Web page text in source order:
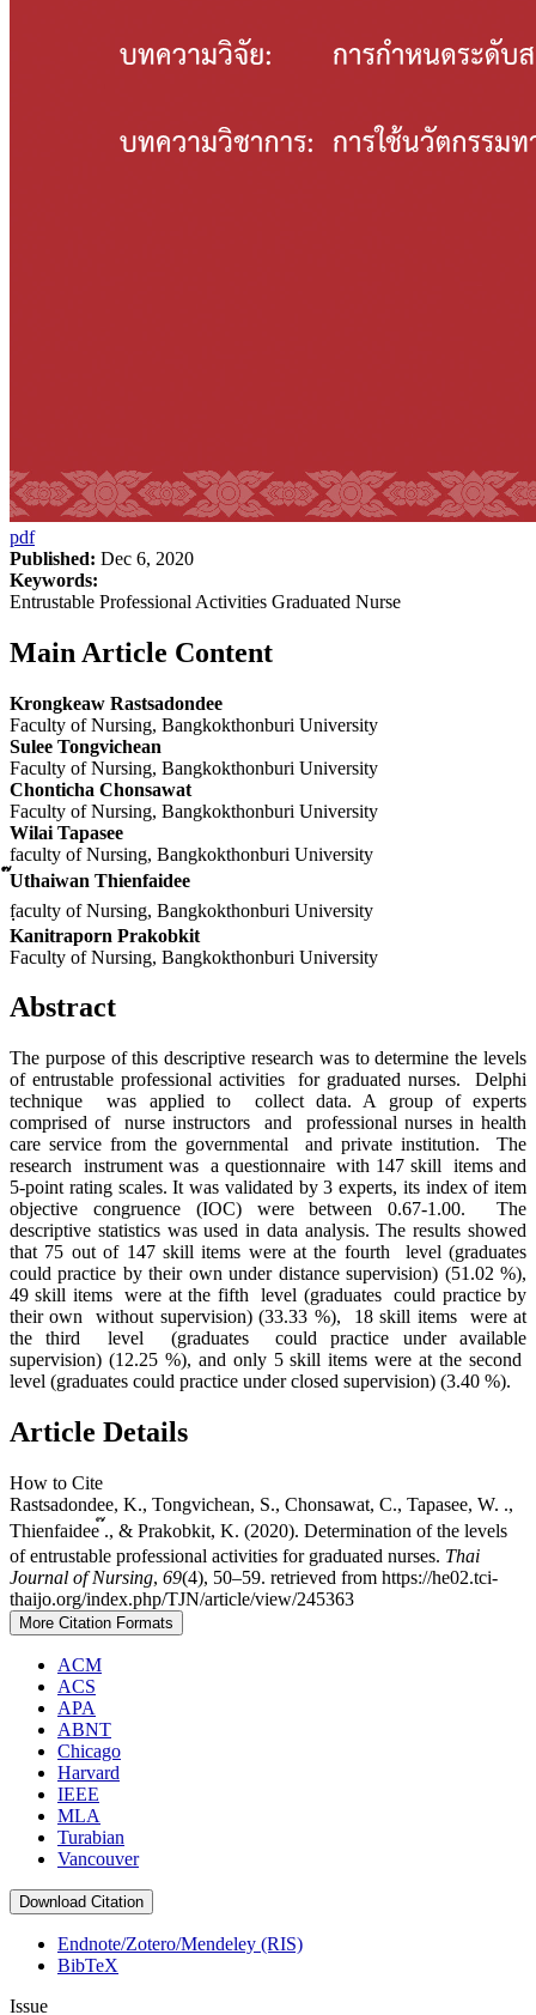
pdf
Published: Dec 6, 2020
Keywords:
Entrustable Professional Activities Graduated Nurse
Main Article Content
Krongkeaw Rastsadondee
Faculty of Nursing, Bangkokthonburi University
Sulee Tongvichean
Faculty of Nursing, Bangkokthonburi University
Chonticha Chonsawat
Faculty of Nursing, Bangkokthonburi University
Wilai Tapasee
faculty of Nursing, Bangkokthonburi University
๊Uthaiwan Thienfaidee
fฺaculty of Nursing, Bangkokthonburi University
Kanitraporn Prakobkit
Faculty of Nursing, Bangkokthonburi University
Abstract
The purpose of this descriptive research was to determine the levels
of entrustable professional activities for graduated nurses. Delphi
technique was applied to collect data. A group of experts
comprised of nurse instructors and professional nurses in health
care service from the governmental and private institution. The
research instrument was a questionnaire with 147 skill items and
5-point rating scales. It was validated by 3 experts, its index of item
objective congruence (IOC) were between 0.67-1.00. The
descriptive statistics was used in data analysis. The results showed
that 75 out of 147 skill items were at the fourth level (graduates
could practice by their own under distance supervision) (51.02 %),
49 skill items were at the fifth level (graduates could practice by
their own without supervision) (33.33 %), 18 skill items were at
the third level (graduates could practice under available
supervision) (12.25 %), and only 5 skill items were at the second
level (graduates could practice under closed supervision) (3.40 %).
Article Details
How to Cite
Rastsadondee, K., Tongvichean, S., Chonsawat, C., Tapasee, W. .,
Thienfaidee ๊., & Prakobkit, K. (2020). Determination of the levels
of entrustable professional activities for graduated nurses. Thai
Journal of Nursing, 69(4), 50–59. retrieved from https://he02.tci-
thaijo.org/index.php/TJN/article/view/245363
More Citation Formats
ACM
ACS
APA
ABNT
Chicago
Harvard
IEEE
MLA
Turabian
Vancouver
Download Citation
Endnote/Zotero/Mendeley (RIS)
BibTeX
Issue